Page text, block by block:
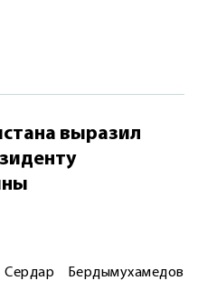
выразил
Сердар Бердымухамедов